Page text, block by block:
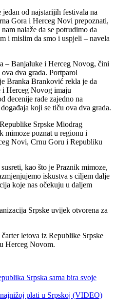
od najstarijih festivala na
Gora i Herceg Novi prepoznati,
nalaže da se potrudimo da
i mislim da smo i uspjeli – navela
– Banjaluke i Herceg Novog, čini
dva grada. Portparol
Branka Branković rekla je da
i Herceg Novog imaju
decenije rade zajedno na
koji se tiču ova dva grada.
Srpske Miodrag
mimoze poznat u regionu i
Novi, Crnu Goru i Republiku
kao što je Praznik mimoze,
iskustva s ciljem dalje
koje nas očekuju u daljem
Srpske uvijek otvorena za
letova iz Republike Srpske
Herceg Novom.
Srpska sama bira svoje
plati u Srpskoj (VIDEO)